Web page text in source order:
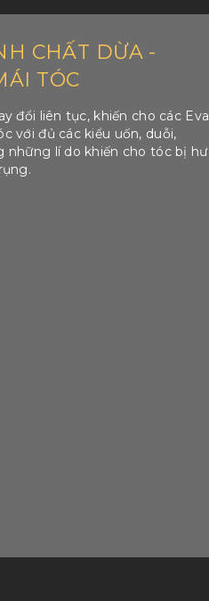
CHẤT DỪA -
TÓC
đổi liên tục, khiến cho các Eva
với đủ các kiểu uốn, duỗi,
những lí do khiến cho tóc bị hư